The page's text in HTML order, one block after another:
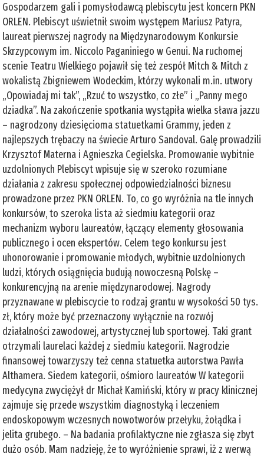
Gospodarzem gali i pomysłodawcą plebiscytu jest koncern PKN
ORLEN. Plebiscyt uświetnił swoim występem Mariusz Patyra,
laureat pierwszej nagrody na Międzynarodowym Konkursie
Skrzypcowym im. Niccolo Paganiniego w Genui. Na ruchomej
scenie Teatru Wielkiego pojawił się też zespół Mitch & Mitch z
wokalistą Zbigniewem Wodeckim, którzy wykonali m.in. utwory
„Opowiadaj mi tak”, „Rzuć to wszystko, co złe” i „Panny mego
dziadka”. Na zakończenie spotkania wystąpiła wielka sława jazzu
– nagrodzony dziesięcioma statuetkami Grammy, jeden z
najlepszych trębaczy na świecie Arturo Sandoval. Galę prowadzili
Krzysztof Materna i Agnieszka Cegielska. Promowanie wybitnie
uzdolnionych Plebiscyt wpisuje się w szeroko rozumiane
działania z zakresu społecznej odpowiedzialności biznesu
prowadzone przez PKN ORLEN. To, co go wyróżnia na tle innych
konkursów, to szeroka lista aż siedmiu kategorii oraz
mechanizm wyboru laureatów, łączący elementy głosowania
publicznego i ocen ekspertów. Celem tego konkursu jest
uhonorowanie i promowanie młodych, wybitnie uzdolnionych
ludzi, których osiągnięcia budują nowoczesną Polskę –
konkurencyjną na arenie międzynarodowej. Nagrody
przyznawane w plebiscycie to rodzaj grantu w wysokości 50 tys.
zł, który może być przeznaczony wyłącznie na rozwój
działalności zawodowej, artystycznej lub sportowej. Taki grant
otrzymali laurelaci każdej z siedmiu kategorii. Nagrodzie
finansowej towarzyszy też cenna statuetka autorstwa Pawła
Althamera. Siedem kategorii, ośmioro laureatów W kategorii
medycyna zwyciężył dr Michał Kamiński, który w pracy klinicznej
zajmuje się przede wszystkim diagnostyką i leczeniem
endoskopowym wczesnych nowotworów przełyku, żołądka i
jelita grubego. – Na badania profilaktyczne nie zgłasza się zbyt
dużo osób. Mam nadzieję, że to wyróżnienie sprawi, iż z werwą